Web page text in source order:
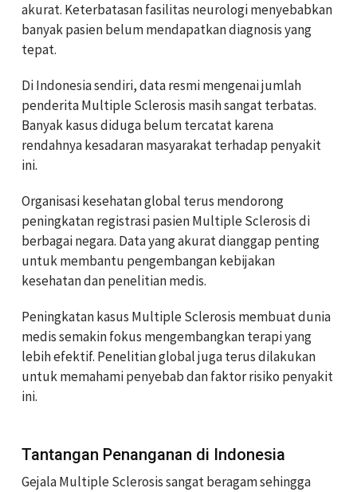
akurat. Keterbatasan fasilitas neurologi menyebabkan
banyak pasien belum mendapatkan diagnosis yang
tepat.
Di Indonesia sendiri, data resmi mengenai jumlah
penderita Multiple Sclerosis masih sangat terbatas.
Banyak kasus diduga belum tercatat karena
rendahnya kesadaran masyarakat terhadap penyakit
ini.
Organisasi kesehatan global terus mendorong
peningkatan registrasi pasien Multiple Sclerosis di
berbagai negara. Data yang akurat dianggap penting
untuk membantu pengembangan kebijakan
kesehatan dan penelitian medis.
Peningkatan kasus Multiple Sclerosis membuat dunia
medis semakin fokus mengembangkan terapi yang
lebih efektif. Penelitian global juga terus dilakukan
untuk memahami penyebab dan faktor risiko penyakit
ini.
Tantangan Penanganan di Indonesia
Gejala Multiple Sclerosis sangat beragam sehingga